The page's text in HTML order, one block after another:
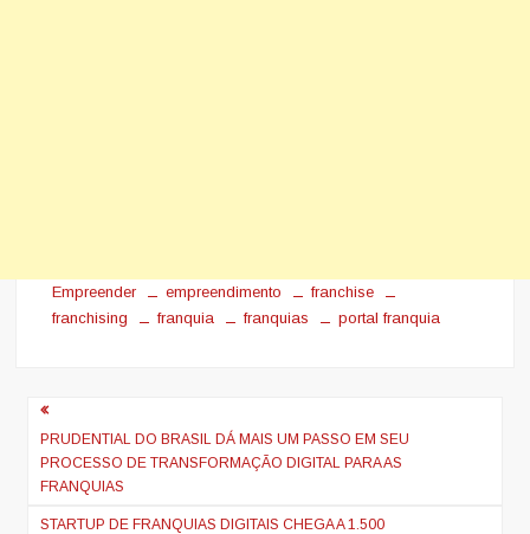
Empreender empreendimento
franchise
franchising
franquia franquias portal franquia
Navegação
de
Post
PRUDENTIAL DO BRASIL DÁ MAIS UM PASSO EM SEU
PROCESSO DE TRANSFORMAÇÃO DIGITAL PARA AS
FRANQUIAS
STARTUP DE FRANQUIAS DIGITAIS CHEGA A 1.500